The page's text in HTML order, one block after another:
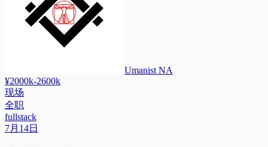
Umanist NA
¥2000k-2600k
现场
全职
fullstack
7月14日